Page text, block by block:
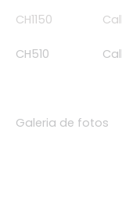
CH1150
CH510
Galeria de fotos